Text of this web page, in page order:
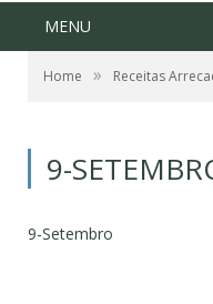
MENU
Home » Receitas
9-
9-Setembro